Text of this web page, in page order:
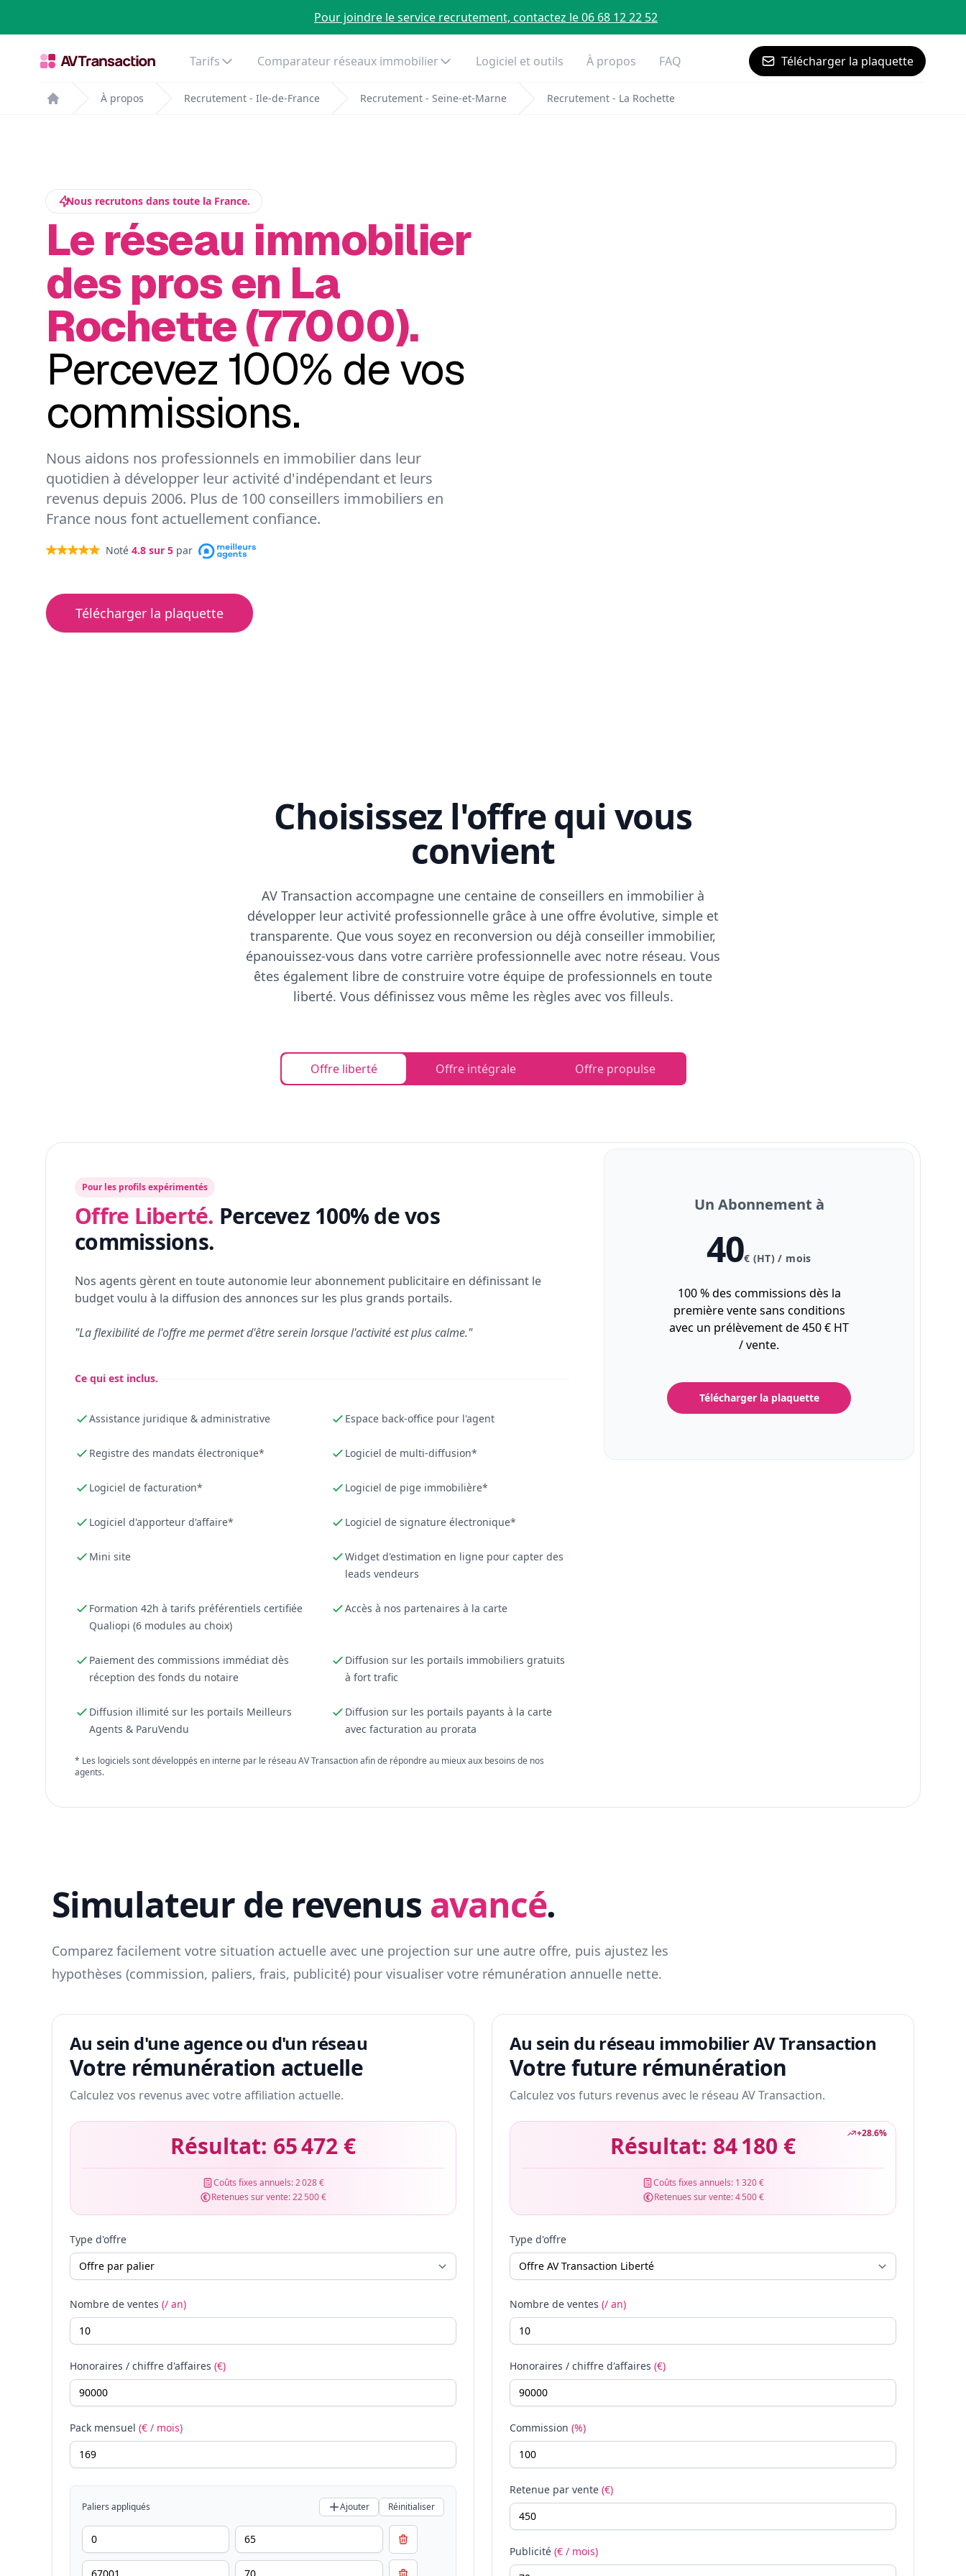
Pour joindre le service recrutement, contactez le 06 68 12 22 52
Tarifs Comparateur réseaux immobilier Logiciel et outils À propos FAQ Télécharger la plaquette
Home
À propos Recrutement - Ile-de-France Recrutement - Seine-et-Marne Recrutement - La Rochette
Nous recrutons dans toute la France.
Le réseau immobilier
des pros en La
Rochette (77000).
Percevez 100% de vos
commissions.
Nous aidons nos professionnels en immobilier dans leur
quotidien à développer leur activité d'indépendant et leurs
revenus depuis 2006. Plus de 100 conseillers immobiliers en
France nous font actuellement confiance.
Noté 4.8 sur 5 par
Télécharger la plaquette
Choisissez l'offre qui vous
convient
AV Transaction accompagne une centaine de conseillers en immobilier à
développer leur activité professionnelle grâce à une offre évolutive, simple et
transparente. Que vous soyez en reconversion ou déjà conseiller immobilier,
épanouissez-vous dans votre carrière professionnelle avec notre réseau. Vous
êtes également libre de construire votre équipe de professionnels en toute
liberté. Vous définissez vous même les règles avec vos filleuls.
Offre liberté Offre intégrale Offre propulse
Pour les profils expérimentés
Offre Liberté. Percevez 100% de vos
commissions.
Nos agents gèrent en toute autonomie leur abonnement publicitaire en définissant le
budget voulu à la diffusion des annonces sur les plus grands portails.
"La flexibilité de l'offre me permet d'être serein lorsque l'activité est plus calme."
Ce qui est inclus.
Assistance juridique & administrative Espace back-office pour l'agent
Registre des mandats électronique* Logiciel de multi-diffusion*
Logiciel de facturation* Logiciel de pige immobilière*
Logiciel d'apporteur d'affaire* Logiciel de signature électronique*
Mini site
Widget d'estimation en ligne pour capter des
leads vendeurs
Formation 42h à tarifs préférentiels certifiée
Qualiopi (6 modules au choix)
Accès à nos partenaires à la carte
Paiement des commissions immédiat dès
réception des fonds du notaire
Diffusion sur les portails immobiliers gratuits
à fort trafic
Diffusion illimité sur les portails Meilleurs
Agents & ParuVendu
Diffusion sur les portails payants à la carte
avec facturation au prorata
* Les logiciels sont développés en interne par le réseau AV Transaction afin de répondre au mieux aux besoins de nos
agents.
Un Abonnement à
40€ (HT) / mois
100 % des commissions dès la
première vente sans conditions
avec un prélèvement de 450 € HT
/ vente.
Télécharger la plaquette
Simulateur de revenus avancé.
Comparez facilement votre situation actuelle avec une projection sur une autre offre, puis ajustez les
hypothèses (commission, paliers, frais, publicité) pour visualiser votre rémunération annuelle nette.
Au sein d'une agence ou d'un réseau
Votre rémunération actuelle
Calculez vos revenus avec votre affiliation actuelle.
Résultat: 65 472 €
Coûts fixes annuels:2 028 €
Retenues sur vente:22 500 €
Type d'offre
Nombre de ventes (/ an)
Honoraires / chiffre d'affaires (€)
Pack mensuel (€ / mois)
Paliers appliqués Ajouter Réinitialiser
Au sein du réseau immobilier AV Transaction
Votre future rémunération
Calculez vos futurs revenus avec le réseau AV Transaction.
+28.6%
Résultat: 84 180 €
Coûts fixes annuels: 1 320 €
Retenues sur vente:4 500 €
Type d'offre
Nombre de ventes (/ an)
Honoraires / chiffre d'affaires (€)
Commission (%)
Retenue par vente (€)
Publicité (€ / mois)